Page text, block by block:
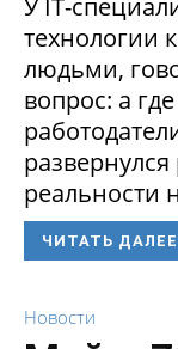
технологии
людьми,
вопрос: а
реальности
ЧИТАТЬ ДАЛЕЕ
Новости